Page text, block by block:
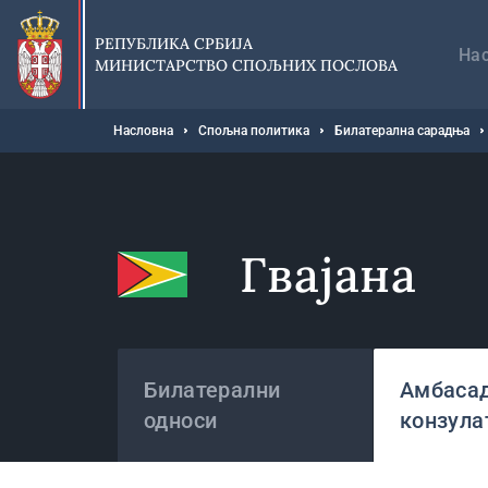
Прескочи
главни
део
садржаја
РЕПУБЛИКА СРБИЈА
МИНИСТАРСТВО СПОЉНИХ ПОСЛОВА
Мрвице
Насловна Спољна политика Билатерална сарадња
Гвајана
Билатерални
односи